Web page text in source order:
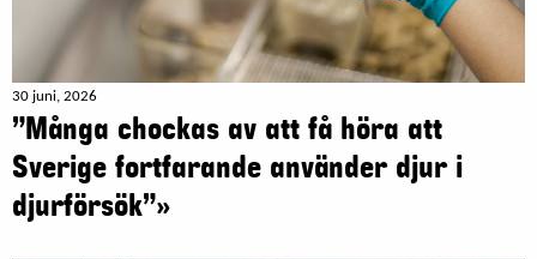
30 juni, 2026
”Många chockas av att få höra att
Sverige fortfarande använder djur i
djurförsök”»